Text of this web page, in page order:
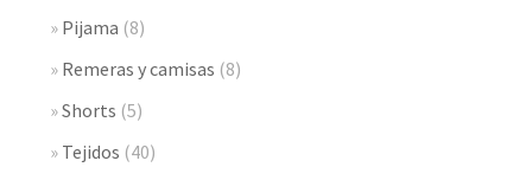
Pijama (8)
Remeras y camisas (8)
Shorts (5)
Tejidos (40)